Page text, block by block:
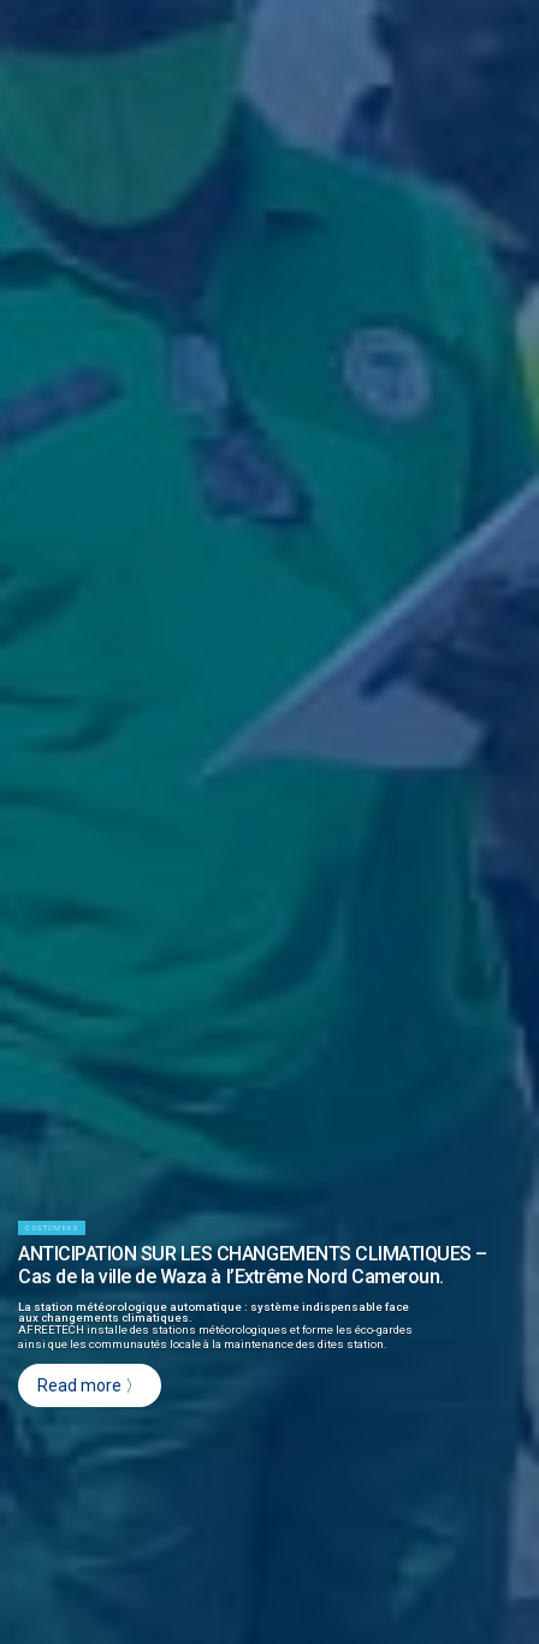
CUSTOMERS
ANTICIPATION SUR LES CHANGEMENTS CLIMATIQUES –
Cas de la ville de Waza à l’Extrême Nord Cameroun.
La station météorologique automatique : système indispensable face
aux changements climatiques.
AFREETECH installe des stations météorologiques et forme les éco-gardes
ainsi que les communautés locale à la maintenance des dites station.
Read more 〉